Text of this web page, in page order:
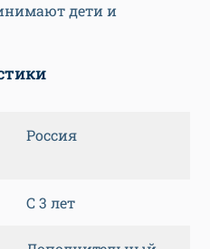
дети и
Россия
С 3 лет